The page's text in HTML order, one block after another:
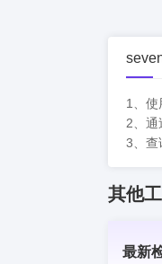
1、使
2、通
3、查
其他
最新